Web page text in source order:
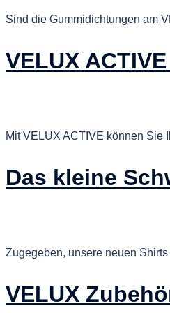
Sind die Gummidichtungen am
VELUX
Mit VELUX ACTIVE können Sie
Das kleine
Zugegeben, unsere neuen
VELUX